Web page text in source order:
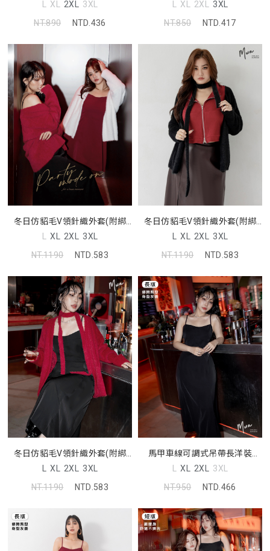
L XL 2XL 3XL
NT.890
NTD.436
L XL 2XL 3XL
NT.850
NTD.417
冬日仿貂毛V領針織外套(附綁
帶) MUA
L XL 2XL 3XL
NT.1190
NTD.583
冬日仿貂毛V領針織外套(附綁
帶) MUA
L XL 2XL 3XL
NT.1190
NTD.583
冬日仿貂毛V領針織外套(附綁
帶) MUA
L XL 2XL 3XL
NT.1190
NTD.583
馬甲車線可調式吊帶長洋裝
MUA
L XL 2XL 3XL
NT.950
NTD.466